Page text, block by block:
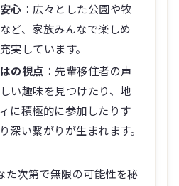
心 ：広々とした公園や牧
ど、家族みんなで楽しめ
実しています。
の視点 ：先輩移住者の声
い趣味を見つけたり、地
に積極的に参加したりす
深い繋がりが生まれます。
た次第で無限の可能性を秘